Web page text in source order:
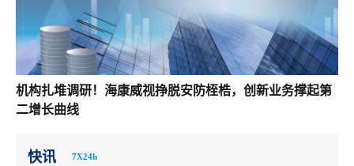
机构扎堆调研！海康威视挣脱安防桎梏，创新业务撑起第
二增长曲线
快讯 7X24h